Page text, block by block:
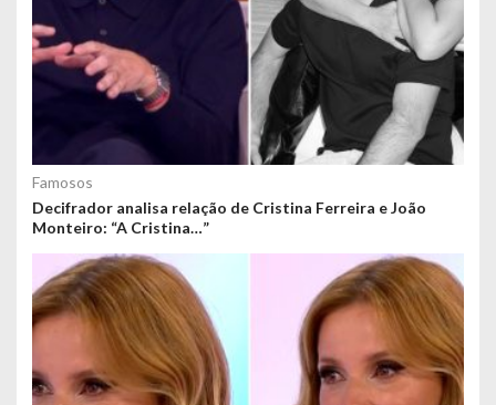
Famosos
Decifrador analisa relação de Cristina Ferreira e João
Monteiro: “A Cristina…”